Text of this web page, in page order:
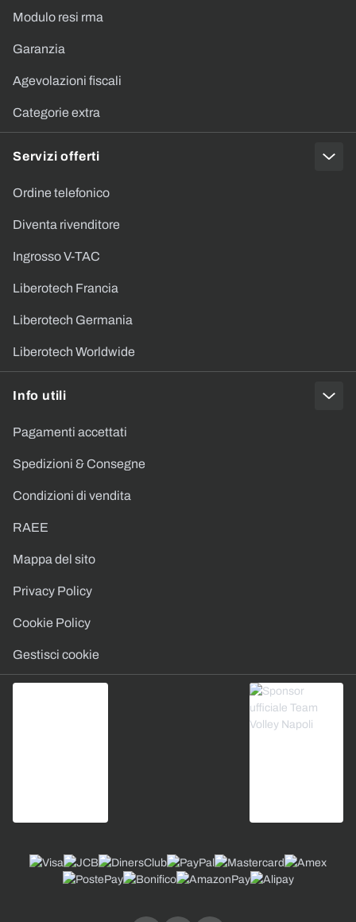
Modulo resi rma
Garanzia
Agevolazioni fiscali
Categorie extra
Servizi offerti
Ordine telefonico
Diventa rivenditore
Ingrosso V-TAC
Liberotech Francia
Liberotech Germania
Liberotech Worldwide
Info utili
Pagamenti accettati
Spedizioni & Consegne
Condizioni di vendita
RAEE
Mappa del sito
Privacy Policy
Cookie Policy
Gestisci cookie